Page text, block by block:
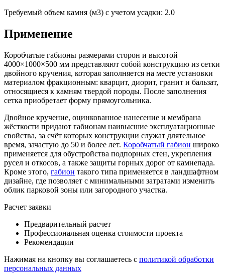
Требуемый объем камня (м3) с учетом усадки: 2.0
Применение
Коробчатые габионы размерами сторон и высотой
4000×1000×500 мм представляют собой конструкцию из сетки
двойного кручения, которая заполняется на месте установки
материалом фракционным: кварцит, диорит, гранит и бальзат,
относящиеся к камням твердой породы. После заполнения
сетка приобретает форму прямоугольника.
Двойное кручение, оцинкованное нанесение и мембрана
жёсткости придают габионам наивысшие эксплуатационные
свойства, за счёт которых конструкции служат длятельное
время, зачастую до 50 и более лет. Коробчатый габион широко
применяется для обустройства подпорных стен, укрепления
русел и откосов, а также защиты горных дорог от камнепада.
Кроме этого, габион такого типа применяется в ландшафтном
дизайне, где позволяет с минимальными затратами изменить
облик парковой зоны или загородного участка.
Расчет заявки
Предварительный расчет
Профессиональная оценка стоимости проекта
Рекомендации
Нажимая на кнопку вы соглашаетесь с политикой обработки
персональных данных